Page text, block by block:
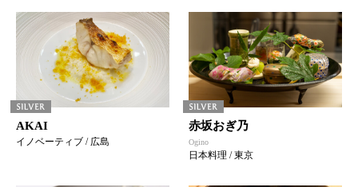
AKAI
イノベーティブ / 広島
赤坂おぎ乃
Ogino
日本料理 / 東京